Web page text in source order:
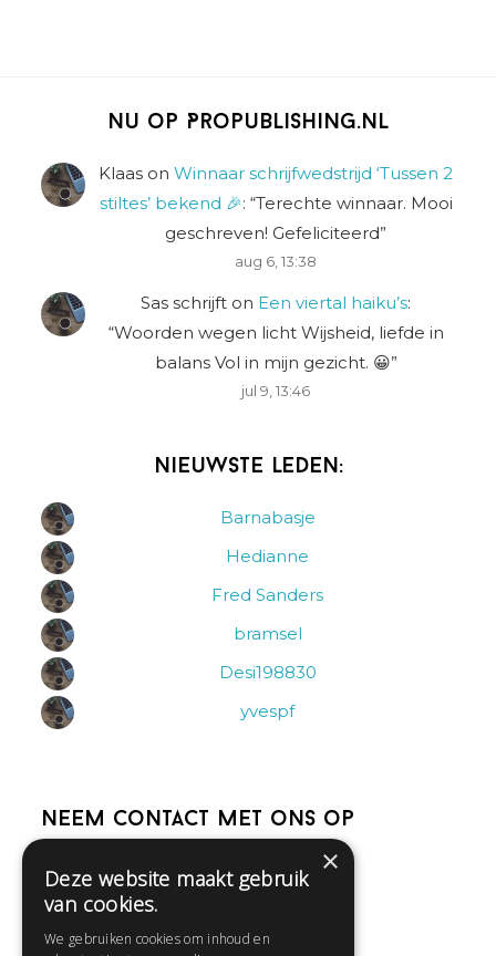
Nu op Propublishing.nl
Klaas on Winnaar schrijfwedstrijd ‘Tussen 2
stiltes’ bekend 🎉: “Terechte winnaar. Mooi
geschreven! Gefeliciteerd”
aug 6, 13:38
Sas schrijft on Een viertal haiku’s:
“Woorden wegen licht Wijsheid, liefde in
balans Vol in mijn gezicht. 😀”
jul 9, 13:46
Nieuwste leden:
Barnabasje
Hedianne
Fred Sanders
bramsel
Desi198830
yvespf
Neem contact met ons op
Help
Contact
×
Deze website maakt gebruik
van cookies.
We gebruiken cookies om inhoud en